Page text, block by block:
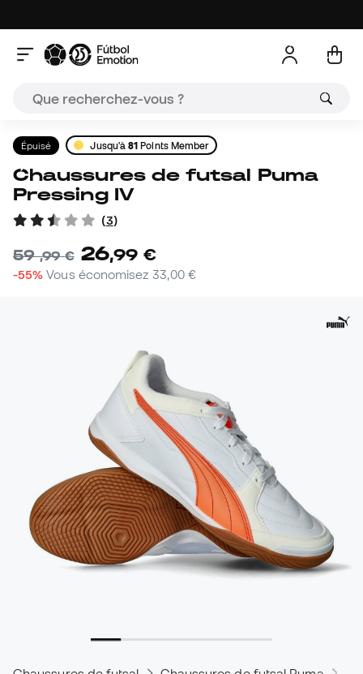
Épuisé Jusqu'à81 Points Member
Chaussures de futsal Puma
Pressing IV
(3)
59,99 € 26,99 €
-55% Vous économisez 33,00 €